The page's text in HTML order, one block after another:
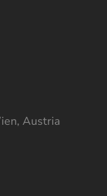
Austria